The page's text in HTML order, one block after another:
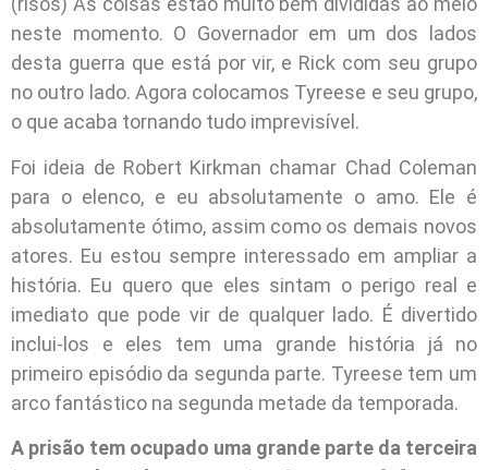
neste momento. O Governador em um dos lados
desta guerra que está por vir, e Rick com seu grupo
no outro lado. Agora colocamos Tyreese e seu grupo,
o que acaba tornando tudo imprevisível.
Foi ideia de Robert Kirkman chamar Chad Coleman
para o elenco, e eu absolutamente o amo. Ele é
absolutamente ótimo, assim como os demais novos
atores. Eu estou sempre interessado em ampliar a
história. Eu quero que eles sintam o perigo real e
imediato que pode vir de qualquer lado. É divertido
inclui-los e eles tem uma grande história já no
primeiro episódio da segunda parte. Tyreese tem um
arco fantástico na segunda metade da temporada.
A prisão tem ocupado uma grande parte da terceira